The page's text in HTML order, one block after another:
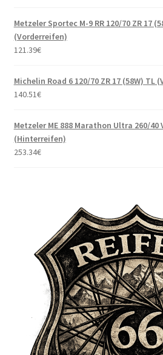
Metzeler Sportec M-9 RR 120/70 ZR 17
(Vorderreifen)
121.39€
Michelin Road 6 120/70 ZR 17 (58W) TL
140.51€
Metzeler ME 888 Marathon Ultra 260/40
(Hinterreifen)
253.34€